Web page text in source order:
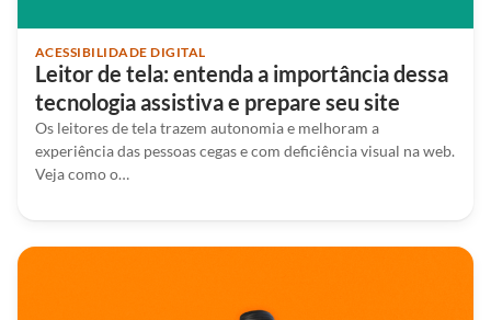
ACESSIBILIDADE DIGITAL
Leitor de tela: entenda a importância dessa
tecnologia assistiva e prepare seu site
Os leitores de tela trazem autonomia e melhoram a
experiência das pessoas cegas e com deficiência visual na web.
Veja como o…